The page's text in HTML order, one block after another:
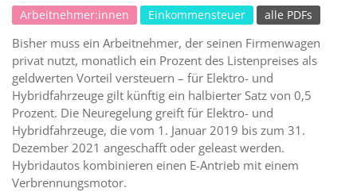
Arbeitnehmer:innen Einkommensteuer alle PDFs
Bisher muss ein Arbeitnehmer, der seinen Firmenwagen
privat nutzt, monatlich ein Prozent des Listenpreises als
geldwerten Vorteil versteuern – für Elektro- und
Hybridfahrzeuge gilt künftig ein halbierter Satz von 0,5
Prozent. Die Neuregelung greift für Elektro- und
Hybridfahrzeuge, die vom 1. Januar 2019 bis zum 31.
Dezember 2021 angeschafft oder geleast werden.
Hybridautos kombinieren einen E-Antrieb mit einem
Verbrennungsmotor.